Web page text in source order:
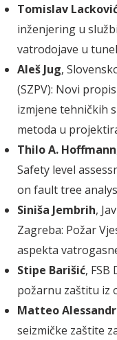
Tomislav
inženjering u
vatrodojave u
Aleš Jug,
(SZPV): Novi
izmjene tehničkih
metoda u
Thilo A. Hoffmann
Safety level
on fault tree
Siniša Jembrih,
Zagreba: Požar
aspekta
Stipe Barišić, FSB
požarnu zaštitu iz
Matteo
seizmičke zaštite